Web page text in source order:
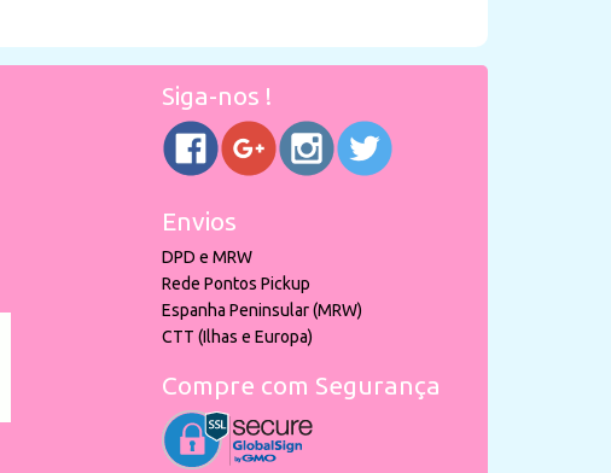
Siga-nos !
Envios
DPD e MRW
Rede Pontos Pickup
Espanha Peninsular (MRW)
CTT (Ilhas e Europa)
Compre com Segurança